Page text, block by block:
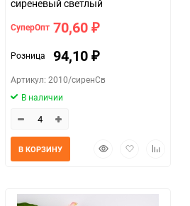
сиреневый светлый
СуперОпт 70,60 ₽
Розница 94,10 ₽
Артикул: 2010/сиренСв
В наличии
БыстрыйДобавить
В КОРЗИНУ